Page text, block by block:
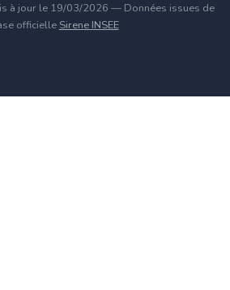
à jour le 19/03/2026 — Données issues de
officielle Sirene INSEE